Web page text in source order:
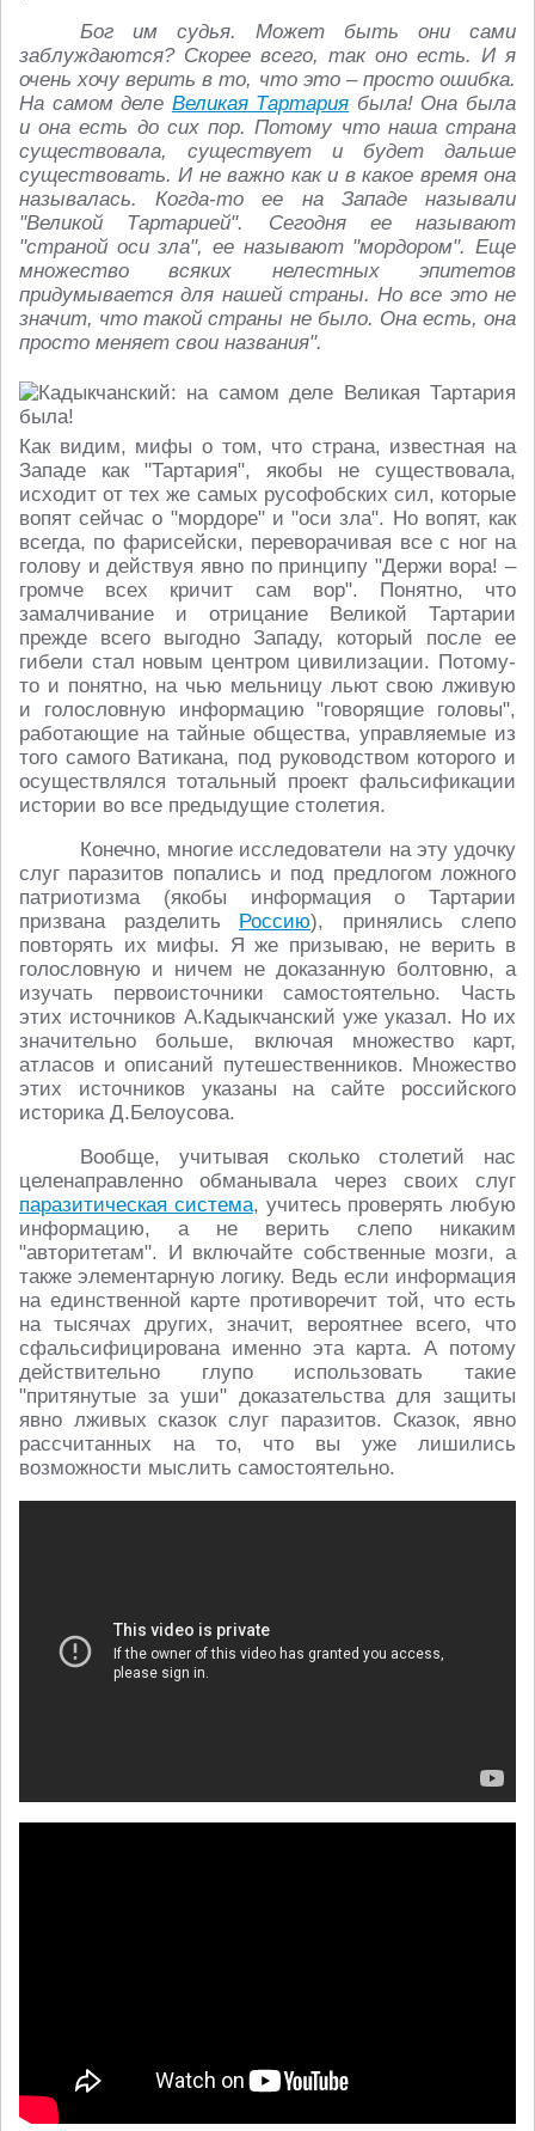
Бог им судья. Может быть они сами
заблуждаются? Скорее всего, так оно есть. И я
очень хочу верить в то, что это – просто ошибка.
На самом деле Великая Тартария была! Она была
и она есть до сих пор. Потому что наша страна
существовала, существует и будет дальше
существовать. И не важно как и в какое время она
называлась. Когда-то ее на Западе называли
"Великой Тартарией". Сегодня ее называют
"страной оси зла", ее называют "мордором". Еще
множество всяких нелестных эпитетов
придумывается для нашей страны. Но все это не
значит, что такой страны не было. Она есть, она
просто меняет свои названия".
Как видим, мифы о том, что страна, известная на
Западе как "Тартария", якобы не существовала,
исходит от тех же самых русофобских сил, которые
вопят сейчас о "мордоре" и "оси зла". Но вопят, как
всегда, по фарисейски, переворачивая все с ног на
голову и действуя явно по принципу "Держи вора! –
громче всех кричит сам вор". Понятно, что
замалчивание и отрицание Великой Тартарии
прежде всего выгодно Западу, который после ее
гибели стал новым центром цивилизации. Потому-
то и понятно, на чью мельницу льют свою лживую
и голословную информацию "говорящие головы",
работающие на тайные общества, управляемые из
того самого Ватикана, под руководством которого и
осуществлялся тотальный проект фальсификации
истории во все предыдущие столетия.
Конечно, многие исследователи на эту удочку
слуг паразитов попались и под предлогом ложного
патриотизма (якобы информация о Тартарии
призвана разделить Россию), принялись слепо
повторять их мифы. Я же призываю, не верить в
голословную и ничем не доказанную болтовню, а
изучать первоисточники самостоятельно. Часть
этих источников А.Кадыкчанский уже указал. Но их
значительно больше, включая множество карт,
атласов и описаний путешественников. Множество
этих источников указаны на сайте российского
историка Д.Белоусова.
Вообще, учитывая сколько столетий нас
целенаправленно обманывала через своих слуг
паразитическая система, учитесь проверять любую
информацию, а не верить слепо никаким
"авторитетам". И включайте собственные мозги, а
также элементарную логику. Ведь если информация
на единственной карте противоречит той, что есть
на тысячах других, значит, вероятнее всего, что
сфальсифицирована именно эта карта. А потому
действительно глупо использовать такие
"притянутые за уши" доказательства для защиты
явно лживых сказок слуг паразитов. Сказок, явно
рассчитанных на то, что вы уже лишились
возможности мыслить самостоятельно.